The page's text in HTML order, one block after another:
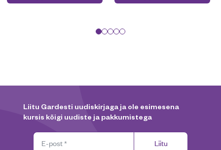
Liitu Gardesti uudiskirjaga ja ole esimesena
kursis kõigi uudiste ja pakkumistega
Liitu